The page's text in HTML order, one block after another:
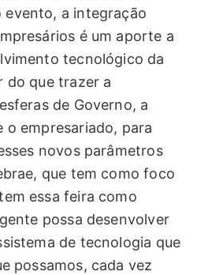
a integração
é um aporte a
tecnológico da
do que trazer a
de Governo, a
o empresariado, para
novos parâmetros
que tem como foco
essa feira como
possa desenvolver
de tecnologia que
possamos, cada vez